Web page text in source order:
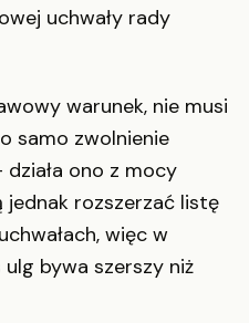
uchwały rady
warunek, nie musi
samo zwolnienie
ono z mocy
jednak rozszerzać listę
więc w
bywa szerszy niż